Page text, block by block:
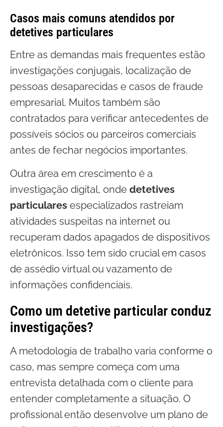
Casos mais comuns atendidos por
detetives particulares
Entre as demandas mais frequentes estão
investigações conjugais, localização de
pessoas desaparecidas e casos de fraude
empresarial. Muitos também são
contratados para verificar antecedentes de
possíveis sócios ou parceiros comerciais
antes de fechar negócios importantes.
Outra área em crescimento é a
investigação digital, onde detetives
particulares especializados rastreiam
atividades suspeitas na internet ou
recuperam dados apagados de dispositivos
eletrônicos. Isso tem sido crucial em casos
de assédio virtual ou vazamento de
informações confidenciais.
Como um detetive particular conduz
investigações?
A metodologia de trabalho varia conforme o
caso, mas sempre começa com uma
entrevista detalhada com o cliente para
entender completamente a situação. O
profissional então desenvolve um plano de